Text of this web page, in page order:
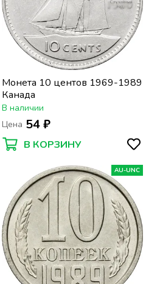
Монета 10 центов 1969-1989
Канада
В наличии
Цена 54 ₽
В КОРЗИНУ
AU-UNC